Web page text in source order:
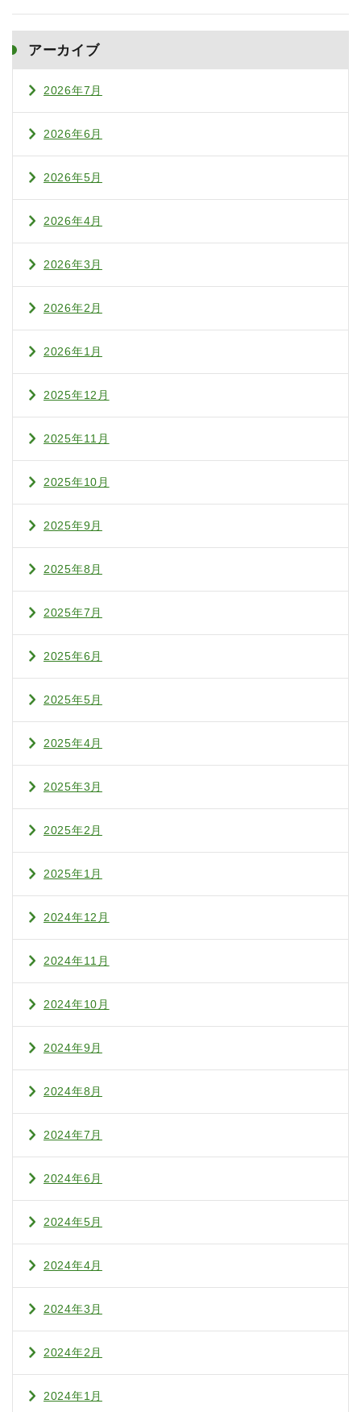
アーカイブ
2026年7月
2026年6月
2026年5月
2026年4月
2026年3月
2026年2月
2026年1月
2025年12月
2025年11月
2025年10月
2025年9月
2025年8月
2025年7月
2025年6月
2025年5月
2025年4月
2025年3月
2025年2月
2025年1月
2024年12月
2024年11月
2024年10月
2024年9月
2024年8月
2024年7月
2024年6月
2024年5月
2024年4月
2024年3月
2024年2月
2024年1月